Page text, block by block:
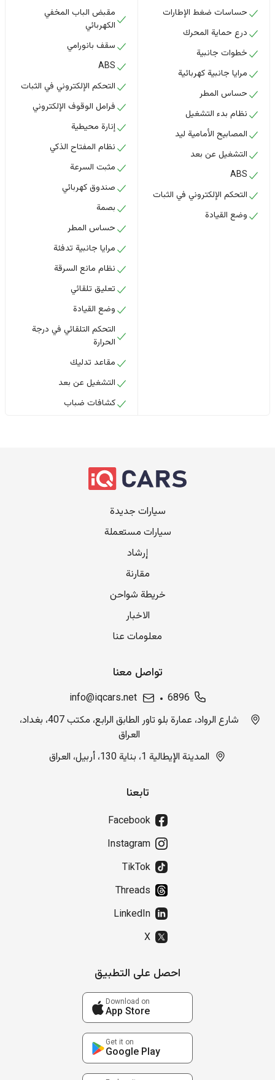
حساسات ضغط الإطارات
درع حماية المحرك
خطوات جانبية
مرايا جانبية كهربائية
حساس المطر
نظام بدء التشغيل
المصابيح الأمامية ليد
التشغيل عن بعد
ABS
التحكم الإلكتروني في الثبات
وضع القيادة
مقبض الباب المخفي
الكهربائي
سقف بانورامي
ABS
التحكم الإلكتروني في الثبات
فرامل الوقوف الإلكتروني
إنارة محيطية
نظام المفتاح الذكي
مثبت السرعة
صندوق كهربائي
بصمة
حساس المطر
مرايا جانبية تدفئة
نظام مانع السرقة
تعليق تلقائي
وضع القيادة
التحكم التلقائي في درجة
الحرارة
مقاعد تدليك
التشغيل عن بعد
كشافات ضباب
سيارات جديدة
سيارات مستعملة
إرشاد
مقارنة
خريطة شواحن
الاخبار
معلومات عنا
تواصل معنا
6896
info@iqcars.net
شارع الرواد، عمارة بلو تاور الطابق الرابع، مكتب 407، بغداد،
العراق
المدينة الإيطالية 1، بناية 130، أربيل، العراق
تابعنا
Facebook
Instagram
TikTok
Threads
LinkedIn
X
احصل على التطبيق
Download on
App Store
Get it on
Google Play